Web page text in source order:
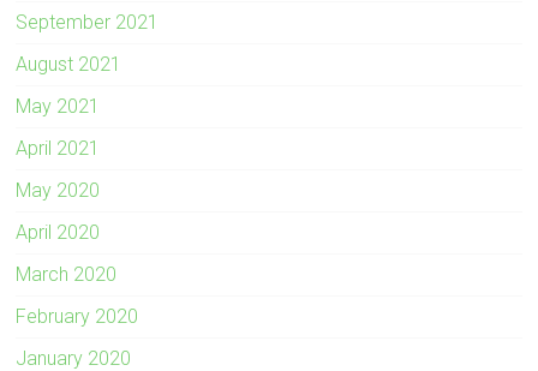
September 2021
August 2021
May 2021
April 2021
May 2020
April 2020
March 2020
February 2020
January 2020